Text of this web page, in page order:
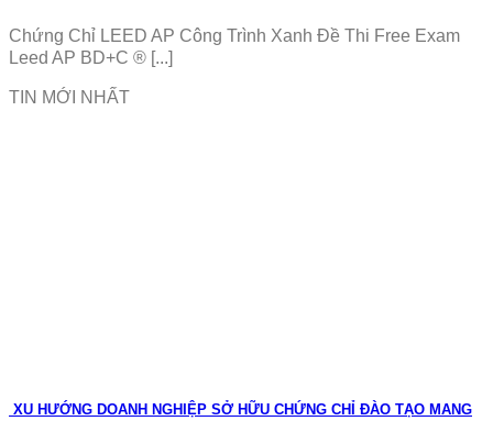
Chứng Chỉ LEED AP Công Trình Xanh Đề Thi Free Exam
Leed AP BD+C ® [...]
TIN MỚI NHẤT
XU HƯỚNG DOANH NGHIỆP SỞ HỮU CHỨNG CHỈ ĐÀO TẠO MANG